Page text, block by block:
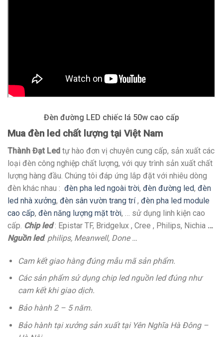
Đèn đường LED chiếc lá 50w cao cấp
Mua đèn led chất lượng tại Việt Nam
Thành Đạt Led tự hào đơn vị chuyên cung cấp, sản xuất các
loại đèn công nghiệp chất lượng, với quy trình sản xuất chất
lượng hàng đầu. Chúng tôi đáp ứng lắp đặt với nhiêu dòng
đèn khác nhau : đèn pha led ngoài trời, đèn đường led, đèn
led nhà xưởng, đèn sân vườn trang trí, đèn pha led module
cao cấp, đèn năng lượng mặt trời, … sử dụng linh kiện cao
cấp. Chip led: Epistar TF, Bridgelux , Cree , Philips, Nichia …
Nguồn led: philips, Meanwell, Done …
Cam kết giao hàng đúng mẫu mã sản phẩm.
Các sản phẩm sử dụng chip led nguồn led đúng như
cam kết khi giao dịch.
Bảo hành 2 – 5 năm.
Bảo hành tại xưởng sản xuất tại Yên Nghĩa Hà Đông –